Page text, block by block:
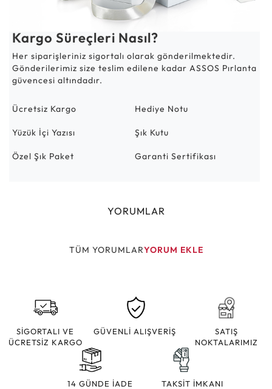
Kargo Süreçleri Nasıl?
Her siparişleriniz sigortalı olarak gönderilmektedir.
Gönderilerimiz size teslim edilene kadar ASSOS Pırlanta
güvencesi altındadır.
Ücretsiz Kargo Hediye Notu
Yüzük İçi Yazısı Şık Kutu
Özel Şık Paket Garanti Sertifikası
YORUMLAR
TÜM YORUMLARYORUM EKLE
SİGORTALI VE
ÜCRETSİZ KARGO
GÜVENLİ ALIŞVERİŞ
SATIŞ
NOKTALARIMIZ
14 GÜNDE İADE TAKSİT İMKANI